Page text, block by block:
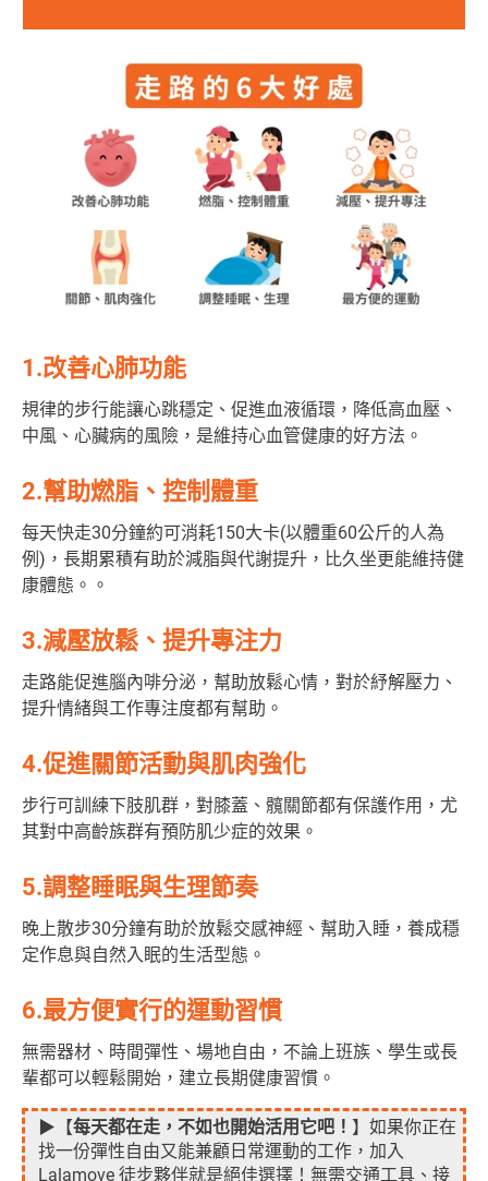
1.改善心肺功能
規律的步行能讓心跳穩定、促進血液循環，降低高血壓、
中風、心臟病的風險，是維持心血管健康的好方法。
2.幫助燃脂、控制體重
每天快走30分鐘約可消耗150大卡(以體重60公斤的人為
例)，長期累積有助於減脂與代謝提升，比久坐更能維持健
康體態。。
3.減壓放鬆、提升專注力
走路能促進腦內啡分泌，幫助放鬆心情，對於紓解壓力、
提升情緒與工作專注度都有幫助。
4.促進關節活動與肌肉強化
步行可訓練下肢肌群，對膝蓋、髖關節都有保護作用，尤
其對中高齡族群有預防肌少症的效果。
5.調整睡眠與生理節奏
晚上散步30分鐘有助於放鬆交感神經、幫助入睡，養成穩
定作息與自然入眠的生活型態。
6.最方便實行的運動習慣
無需器材、時間彈性、場地自由，不論上班族、學生或長
輩都可以輕鬆開始，建立長期健康習慣。
▶【每天都在走，不如也開始活用它吧！ 】如果你正在
找一份彈性自由又能兼顧日常運動的工作，加入
Lalamove 徒步夥伴就是絕佳選擇！無需交通工具、接